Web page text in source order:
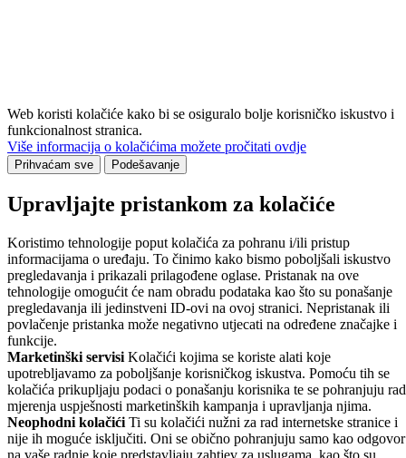
Web koristi kolačiće kako bi se osiguralo bolje korisničko iskustvo i
funkcionalnost stranica.
Više informacija o kolačićima možete pročitati ovdje
Prihvaćam sve Podešavanje
Upravljajte pristankom za kolačiće
Koristimo tehnologije poput kolačića za pohranu i/ili pristup
informacijama o uređaju. To činimo kako bismo poboljšali iskustvo
pregledavanja i prikazali prilagođene oglase. Pristanak na ove
tehnologije omogućit će nam obradu podataka kao što su ponašanje
pregledavanja ili jedinstveni ID-ovi na ovoj stranici. Nepristanak ili
povlačenje pristanka može negativno utjecati na određene značajke i
funkcije.
Marketinški servisi Kolačići kojima se koriste alati koje
upotrebljavamo za poboljšanje korisničkog iskustva. Pomoću tih se
kolačića prikupljaju podaci o ponašanju korisnika te se pohranjuju
mjerenja uspješnosti marketinških kampanja i upravljanja njima.
Neophodni kolačići Ti su kolačići nužni za rad internetske stranice i
nije ih moguće isključiti. Oni se obično pohranjuju samo kao odgovor